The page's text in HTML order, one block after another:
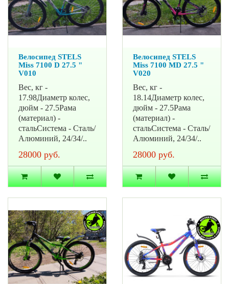
Велосипед STELS
Miss 7100 D 27.5 "
V010
Вес, кг -
17.98Диаметр колес,
дюйм - 27.5Рама
(материал) -
стальСистема - Сталь/
Алюминий, 24/34/..
28000 руб.
Велосипед STELS
Miss 7100 MD 27.5 "
V020
Вес, кг -
18.14Диаметр колес,
дюйм - 27.5Рама
(материал) -
стальСистема - Сталь/
Алюминий, 24/34/..
28000 руб.